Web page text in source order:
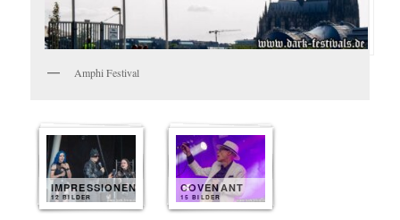
Amphi Festival
IMPRESSIONEN
12 BILDER
COVENANT
15 BILDER